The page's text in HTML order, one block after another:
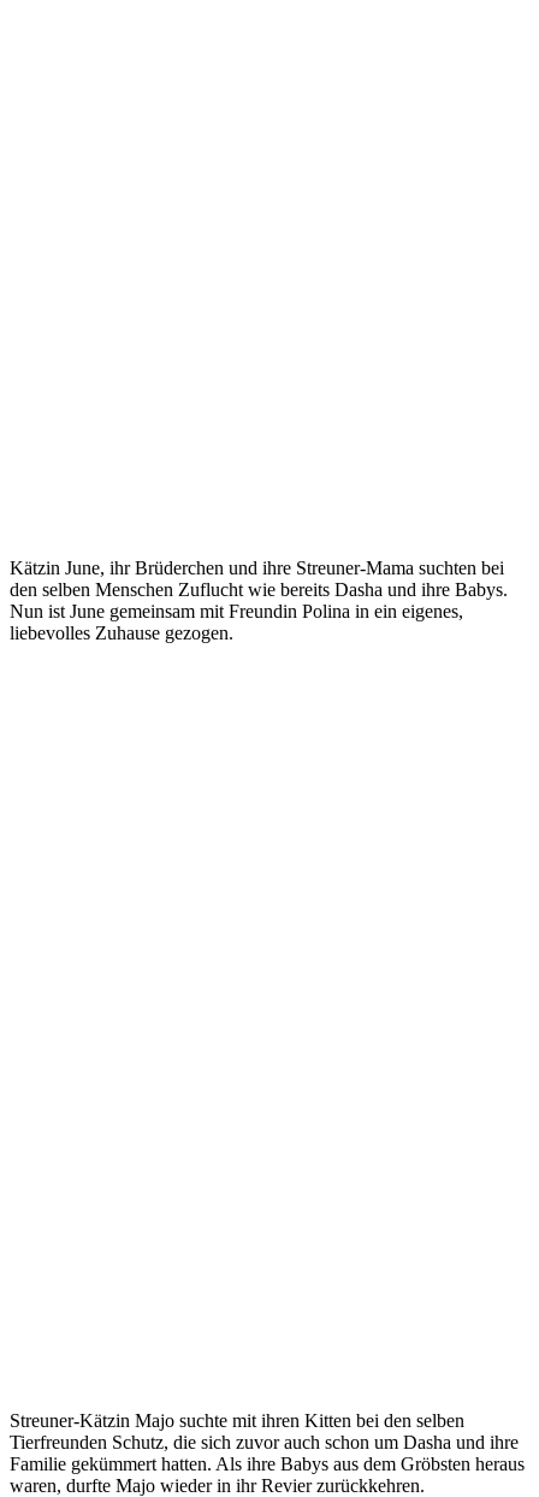
Kätzin June, ihr Brüderchen und ihre Streuner-Mama suchten bei
den selben Menschen Zuflucht wie bereits Dasha und ihre Babys.
Nun ist June gemeinsam mit Freundin Polina in ein eigenes,
liebevolles Zuhause gezogen.
Streuner-Kätzin Majo suchte mit ihren Kitten bei den selben
Tierfreunden Schutz, die sich zuvor auch schon um Dasha und ihre
Familie gekümmert hatten. Als ihre Babys aus dem Gröbsten heraus
waren, durfte Majo wieder in ihr Revier zurückkehren.